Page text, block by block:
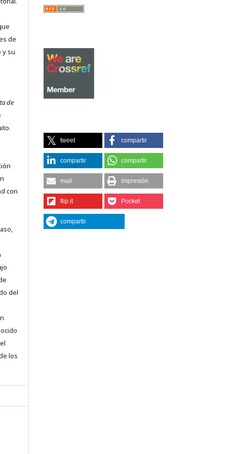
de
y su
de
con
del
los
tweet compartir
compartir compartir
mail impresión
flip it Pocket
compartir